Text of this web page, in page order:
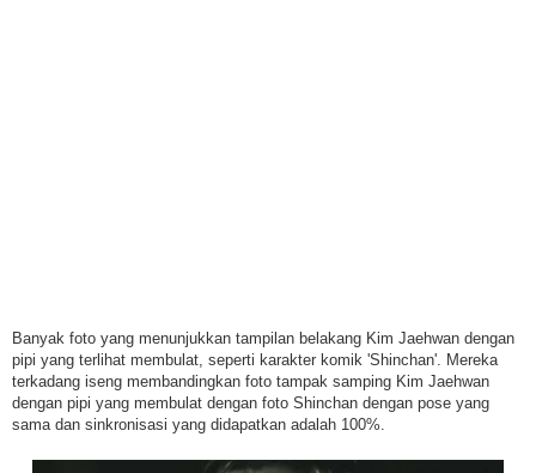
Banyak foto yang menunjukkan tampilan belakang Kim Jaehwan dengan
pipi yang terlihat membulat, seperti karakter komik 'Shinchan'. Mereka
terkadang iseng membandingkan foto tampak samping Kim Jaehwan
dengan pipi yang membulat dengan foto Shinchan dengan pose yang
sama dan sinkronisasi yang didapatkan adalah 100%.